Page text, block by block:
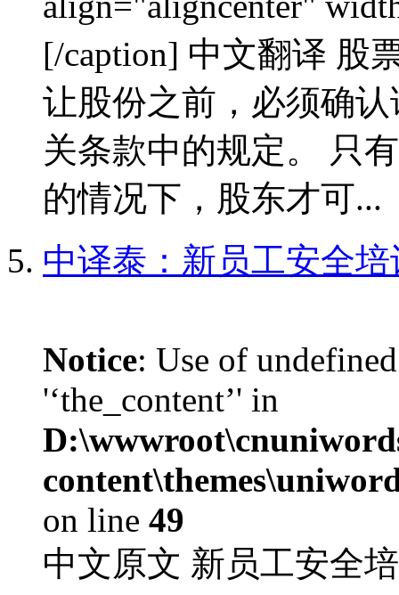
[/caption] 中文翻译 股
让股份之前，必须确
关条款中的规定。 只
的情况下，股东才可...
中译泰：新员工安全
Notice: Use of
'‘the_content’' in
on line 49
中文原文 新员工安全